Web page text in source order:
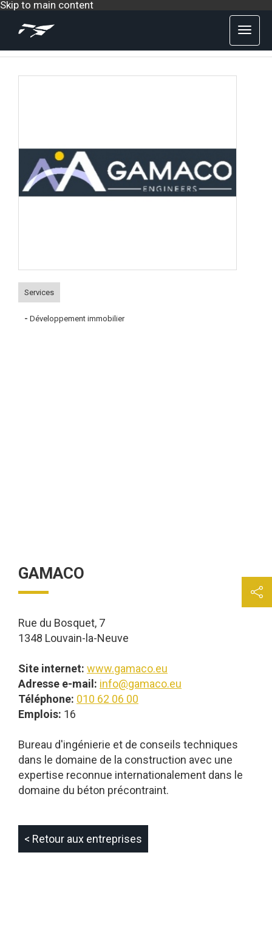
Skip to main content
Services
- Développement immobilier
GAMACO
Rue du Bosquet, 7
1348 Louvain-la-Neuve
Site internet: www.gamaco.eu
Adresse e-mail: info@gamaco.eu
Téléphone: 010 62 06 00
Emplois: 16
Bureau d'ingénierie et de conseils techniques
dans le domaine de la construction avec une
expertise reconnue internationalement dans le
domaine du béton précontraint.
< Retour aux entreprises